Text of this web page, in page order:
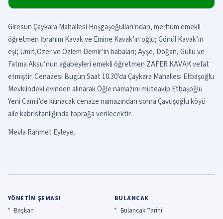
Giresun Çaykara Mahallesi Hoşgaşoğulları'ndan, merhum emekli
öğretmen İbrahim Kavak ve Emine Kavak’ın oğlu; Gönül Kavak’ın
eşi; Ümit,Özer ve Özlem Demir’in babaları; Ayşe, Doğan, Güllü ve
Fatma Aksu’nun ağabeyleri emekli öğretmen ZAFER KAVAK vefat
etmiştir. Cenazesi Bugün Saat 10.30’da Çaykara Mahallesi Etbaşoğlu
Mevkiindeki evinden alınarak Öğle namazını müteakip Etbaşoğlu
Yeni Camii’de kılınacak cenaze namazından sonra Çavuşoğlu köyü
aile kabristanlığında toprağa verilecektir.
Mevla Rahmet Eyleye.
YÖNETIM ŞEMASI
Başkan
BULANCAK
Bulancak Tarihi